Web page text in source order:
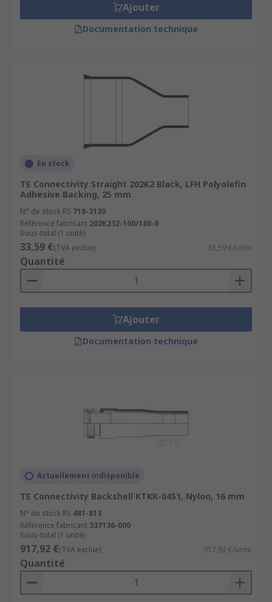
Ajouter
Documentation technique
En stock
TE Connectivity Straight 202K2 Black, LFH Polyolefin
Adhesive Backing, 25 mm
N° de stock RS 718-3130
Référence fabricant 202K232-100/180-0
Sous-total (1 unité)
33,59 €(TVA exclue) 33,59 €/unité
Quantité
Ajouter
Documentation technique
Actuellement indisponible
TE Connectivity Backshell KTKK-0451, Nylon, 16 mm
N° de stock RS 481-813
Référence fabricant 337136-000
Sous-total (1 unité)
917,92 €(TVA exclue) 917,92 €/unité
Quantité